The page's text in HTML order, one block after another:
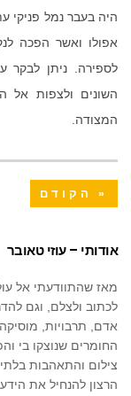
היה בעבר נמל פניקי
אפולו ואשר הפכה
לספירה
ניתן לבקר
השונים ולצפות אל
המצודה.
« הקודם
אודותי – עוזי טאובר
מאז שהתוודעתי אל
לכתוב ולצלם, וגם
אדם, תרבויות,
החומרים שנוצקו בי
צילום והתאהבות
הרצון להנחיל את